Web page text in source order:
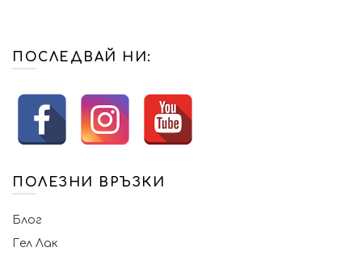
ПОСЛЕДВАЙ НИ:
ПОЛЕЗНИ ВРЪЗКИ
Блог
Гел Лак